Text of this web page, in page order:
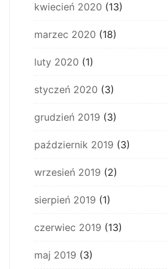
kwiecień 2020 (13)
marzec 2020 (18)
luty 2020 (1)
styczeń 2020 (3)
grudzień 2019 (3)
październik 2019 (3)
wrzesień 2019 (2)
sierpień 2019 (1)
czerwiec 2019 (13)
maj 2019 (3)